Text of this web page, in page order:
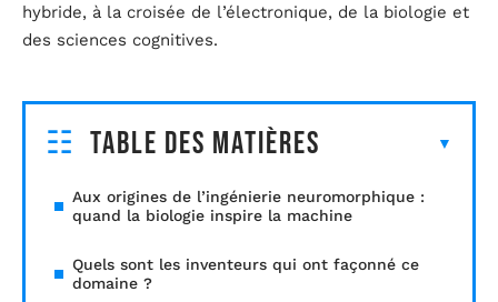
hybride, à la croisée de l’électronique, de la biologie et
des sciences cognitives.
Table des matières
Aux origines de l’ingénierie neuromorphique :
quand la biologie inspire la machine
Quels sont les inventeurs qui ont façonné ce
domaine ?